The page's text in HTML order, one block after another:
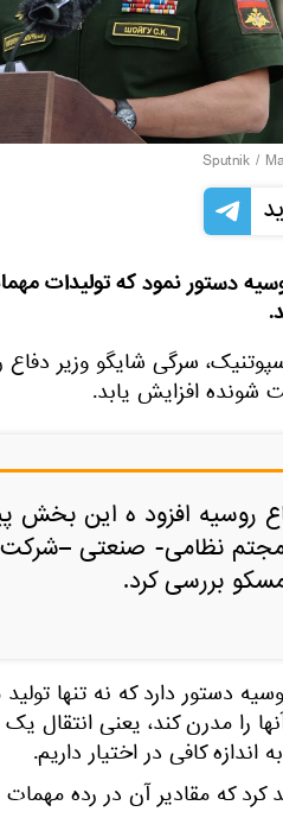
دستور نمود که تولیدات
سرگی شایگو وزیر
شونده افزایش یابد.
روسیه افزود ه این بخش
نظامی- صنعتی –شرکت
بررسی کرد.
دستور دارد که نه تنها
را مدرن کند، یعنی
اندازه کافی در اختیار داریم.
کرد که مقادیر آن در رده مهمات